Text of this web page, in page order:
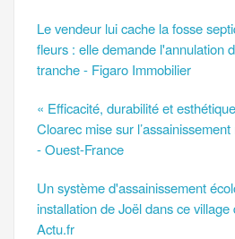
Le vendeur lui cache la fosse
fleurs : elle demande l'annulation
tranche - Figaro Immobilier
« Efficacité, durabilité et
Cloarec mise sur
- Ouest-France
Un système d'assainissement
installation de Joël dans ce
Actu.fr